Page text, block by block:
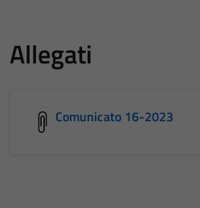
Allegati
Comunicato 16-2023